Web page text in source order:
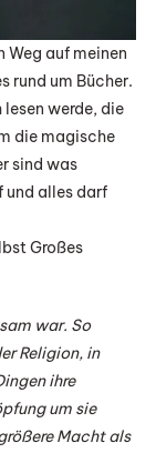
Weg auf meinen
rund um Bücher.
lesen werde, die
die magische
sind was
und alles darf
Großes
war. So
Religion, in
ihre
um sie
Macht als